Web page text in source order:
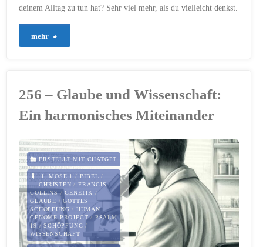
4. OKTOBER 2025
deinem Alltag zu tun hat? Sehr viel mehr, als du vielleicht denkst.
mehr
unsere
Verantwortung"
256 – Glaube und Wissenschaft:
Ein harmonisches Miteinander
ERSTELLT MIT CHATGPT
1. MOSE 1 / BIBEL /
CHRISTEN /FRANCIS
COLLINS/GENETIK /
GLAUBE /GOTTES
SCHÖPFUNG / HUMAN
GENOME PROJECT/ PSALM
19 /SCHÖPFUNG /
WISSENSCHAFT